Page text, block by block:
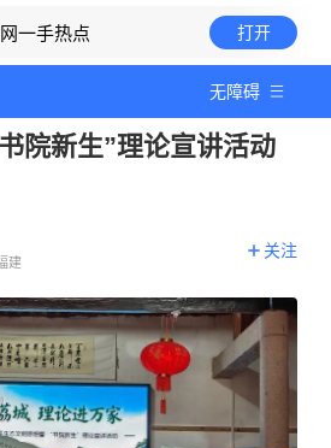
一手热点 打开
无障碍
院新生”理论宣讲活动
建
关注